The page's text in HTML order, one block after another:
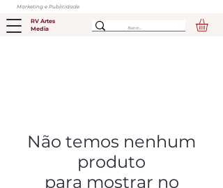
Marketing e Publicidade
RV Artes
Media
Não temos nenhum
produto
para mostrar no